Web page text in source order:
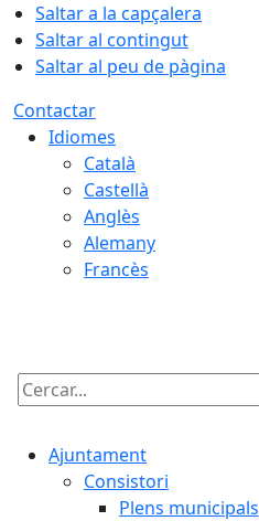
Saltar a la capçalera
Saltar al contingut
Saltar al peu de pàgina
Contactar
Idiomes
Català
Castellà
Anglès
Alemany
Francès
Cercar:
Ajuntament
Consistori
Plens municipals